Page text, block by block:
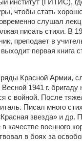
институт (ГИТИС),
чтобы стать
слушал
писать стихи. В
преподает в
первая книга
Красной Армии,
1941 г. бригаду
с войной. После
Писал много
звезда» и др.
качестве военного
в боях за